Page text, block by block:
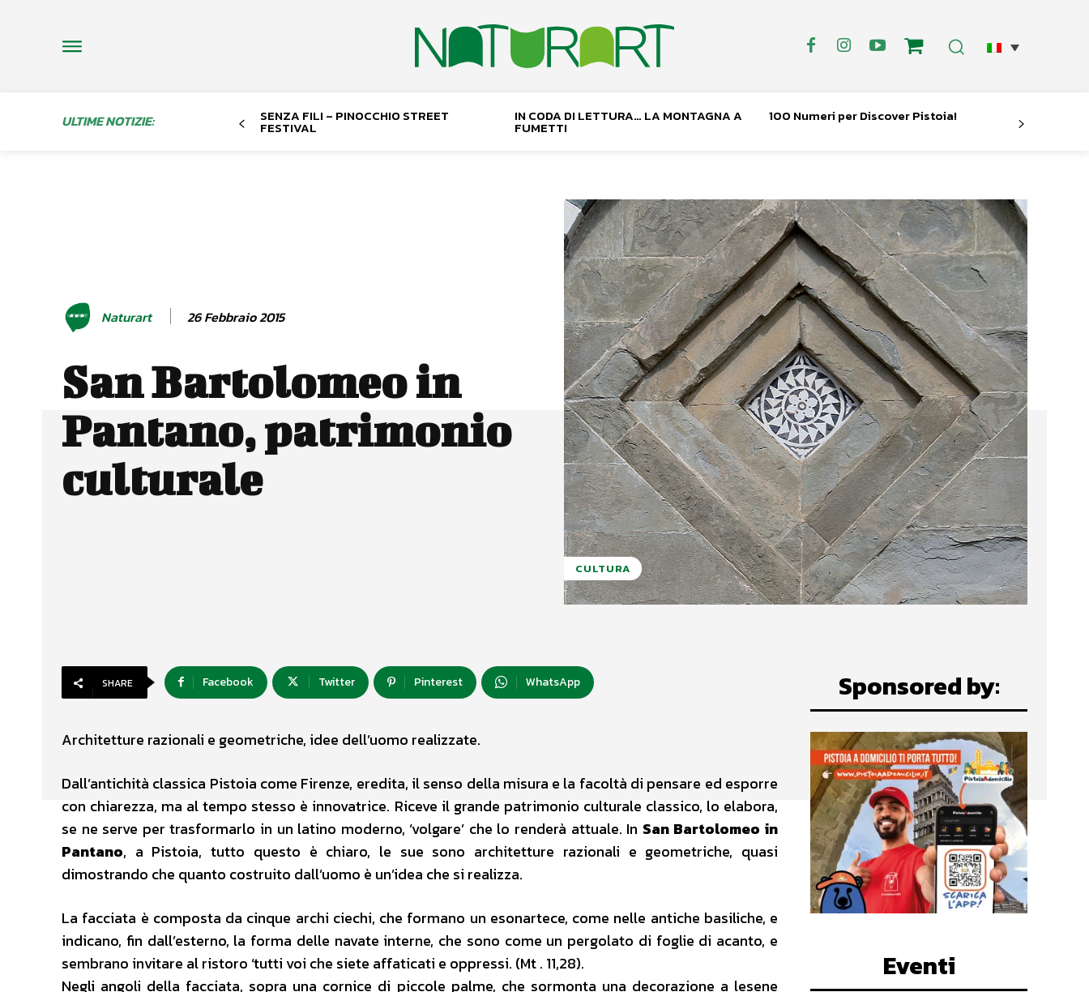
ULTIME NOTIZIE: SENZA FILI – PINOCCHIO STREET
FESTIVAL
IN CODA DI LETTURA… LA MONTAGNA A
FUMETTI
100 Numeri per Discover Pistoia!
Naturart 26 Febbraio 2015
San Bartolomeo in
Pantano, patrimonio
culturale
CULTURA
SHARE Facebook Twitter Pinterest WhatsApp
Architetture razionali e geometriche, idee dell’uomo realizzate.
Dall’antichità classica Pistoia come Firenze, eredita, il senso della misura e la facoltà di pensare ed esporre
con chiarezza, ma al tempo stesso è innovatrice. Riceve il grande patrimonio culturale classico, lo elabora,
se ne serve per trasformarlo in un latino moderno, ‘volgare’ che lo renderà attuale. In San Bartolomeo in
Pantano, a Pistoia, tutto questo è chiaro, le sue sono architetture razionali e geometriche, quasi
dimostrando che quanto costruito dall’uomo è un’idea che si realizza.
La facciata è composta da cinque archi ciechi, che formano un esonartece, come nelle antiche basiliche, e
indicano, fin dall’esterno, la forma delle navate interne, che sono come un pergolato di foglie di acanto, e
sembrano invitare al ristoro ‘tutti voi che siete affaticati e oppressi. (Mt . 11,28).
Negli angoli della facciata, sopra una cornice di piccole palme, che sormonta una decorazione a lesene
Sponsored by:
Eventi